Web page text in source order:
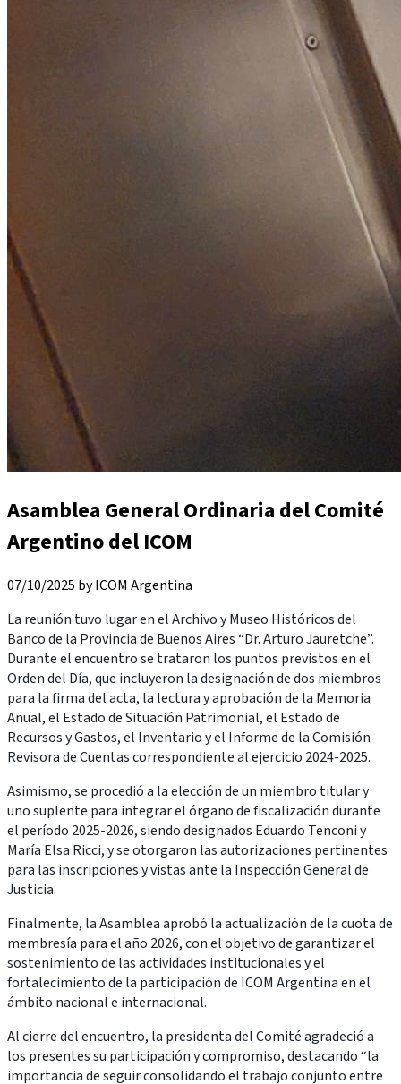
Asamblea General Ordinaria del Comité
Argentino del ICOM
07/10/2025 by ICOM Argentina
La reunión tuvo lugar en el Archivo y Museo Históricos del
Banco de la Provincia de Buenos Aires “Dr. Arturo Jauretche”.
Durante el encuentro se trataron los puntos previstos en el
Orden del Día, que incluyeron la designación de dos miembros
para la firma del acta, la lectura y aprobación de la Memoria
Anual, el Estado de Situación Patrimonial, el Estado de
Recursos y Gastos, el Inventario y el Informe de la Comisión
Revisora de Cuentas correspondiente al ejercicio 2024-2025.
Asimismo, se procedió a la elección de un miembro titular y
uno suplente para integrar el órgano de fiscalización durante
el período 2025-2026, siendo designados Eduardo Tenconi y
María Elsa Ricci, y se otorgaron las autorizaciones pertinentes
para las inscripciones y vistas ante la Inspección General de
Justicia.
Finalmente, la Asamblea aprobó la actualización de la cuota de
membresía para el año 2026, con el objetivo de garantizar el
sostenimiento de las actividades institucionales y el
fortalecimiento de la participación de ICOM Argentina en el
ámbito nacional e internacional.
Al cierre del encuentro, la presidenta del Comité agradeció a
los presentes su participación y compromiso, destacando “la
importancia de seguir consolidando el trabajo conjunto entre